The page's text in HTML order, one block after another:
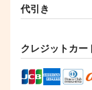
代引き
クレジットカー